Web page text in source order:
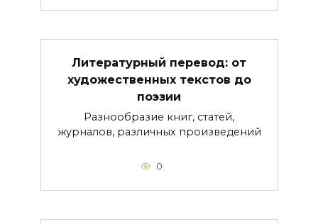
Литературный перевод: от
художественных текстов до
поэзии
Разнообразие книг, статей,
журналов, различных произведений
0